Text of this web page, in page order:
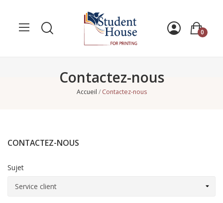
0
Contactez-nous
Accueil Contactez-nous
CONTACTEZ-NOUS
Sujet